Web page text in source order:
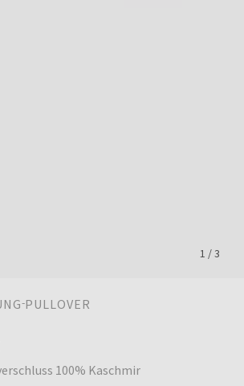
1 /3
PULLOVER
100% Kaschmir